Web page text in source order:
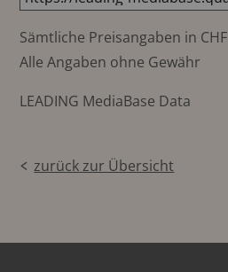
Sämtliche Preisangaben in CHF
Alle Angaben ohne Gewähr
LEADING MediaBase Data
zurück zur Übersicht